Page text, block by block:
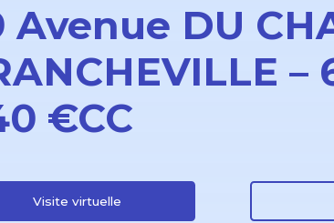
Avenue DU
–
€CC
Visite virtuelle